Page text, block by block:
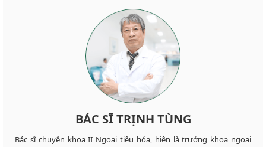
BÁC SĨ TRỊNH TÙNG
Bác sĩ chuyên khoa II Ngoại tiêu hóa, hiện là trưởng khoa ngoại